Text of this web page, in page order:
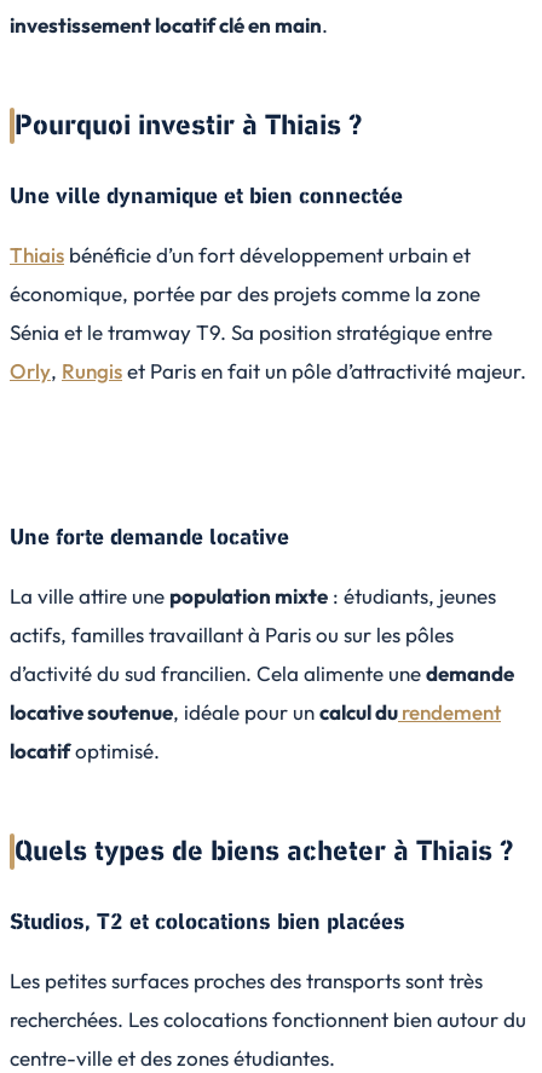
investissement locatif clé en main.
Pourquoi investir à Thiais ?
Une ville dynamique et bien connectée
Thiais bénéficie d’un fort développement urbain et
économique, portée par des projets comme la zone
Sénia et le tramway T9. Sa position stratégique entre
Orly, Rungiset Paris en fait un pôle d’attractivité majeur.
Une forte demande locative
La ville attire une population mixte : étudiants, jeunes
actifs, familles travaillant à Paris ou sur les pôles
d’activité du sud francilien. Cela alimente unedemande
locative soutenue, idéale pour uncalcul durendement
locatifoptimisé.
Quels types de biens acheter à Thiais ?
Studios, T2 et colocations bien placées
Les petites surfaces proches des transports sont très
recherchées. Les colocations fonctionnent bien autour du
centre-ville et des zones étudiantes.